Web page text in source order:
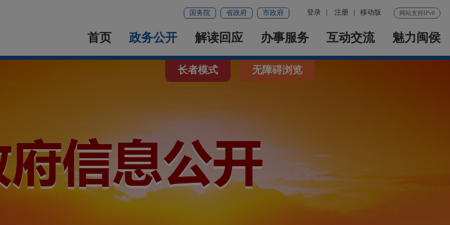
网站支持IPv6
登录 注册 移动版
国务院 省政府 市政府
首页 政务公开 解读回应 办事服务 互动交流 魅力闽侯
长者模式 无障碍浏览